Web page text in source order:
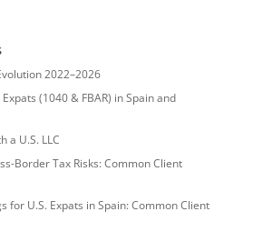
2022–2026
(1040 & FBAR) in Spain and
a U.S. LLC
Border Tax Risks: Common Client
for U.S. Expats in Spain: Common Client